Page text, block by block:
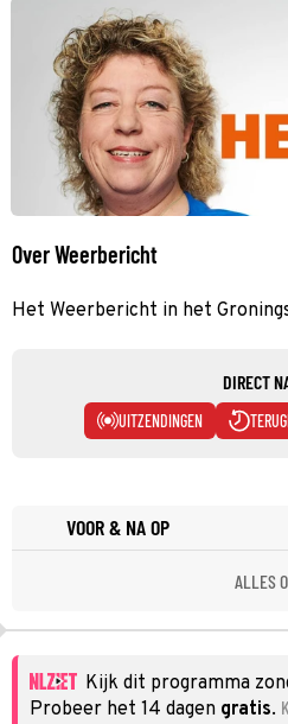
Over Weerbericht
Het Weerbericht in het
DIRECT
UITZENDINGEN
VOOR & NA OP
ALLES
Kijk dit programma
Probeer het 14 dagen gratis.